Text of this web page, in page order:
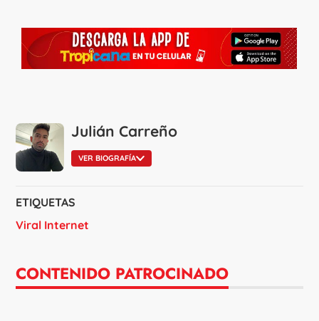
Julián Carreño
VER BIOGRAFÍA
ETIQUETAS
Viral Internet
CONTENIDO PATROCINADO